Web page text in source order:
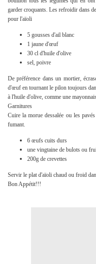
garder croquants. Les refroidir dans
pour l'aïoli
5 gousses d'ail blanc
1 jaune d'œuf
30 cl d'huile d'olive
sel, poivre
De préférence dans un mortier,
d'œuf en tournant le pilon toujours
à l'huile d'olive, comme une
Garnitures
Cuire la morue dessalée ou les
fumant.
6 œufs cuits durs
une vingtaine de bulots ou
200g de crevettes
Servir le plat d'aïoli chaud ou froid
Bon Appétit!!!